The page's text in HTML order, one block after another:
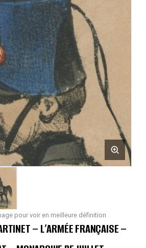
pour voir en meilleure définition
– L’ARMÉE FRANÇAISE –